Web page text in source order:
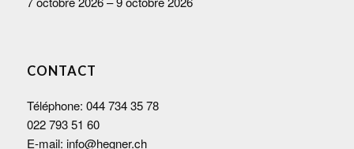
CONTACT
Téléphone: 044 734 35 78
022 793 51 60
E-mail: info@hegner.ch